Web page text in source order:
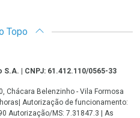
Topo
S.A. | CNPJ: 61.412.110/0565-33
Chácara Belenzinho - Vila Formosa
Autorização de funcionamento:
Autorização/MS: 7.31847.3 | As